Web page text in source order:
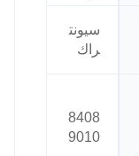
سيونت
راك
8408
9010